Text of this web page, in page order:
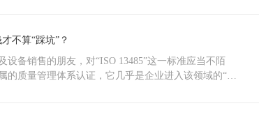
次监督审核截止日期，设置提前预警；将年度审核纳入
足时间与资源。监管覆盖日趋全面，任何疏忽都可能被
力在于持续管理，而非一次认定。
件和记录准备起来很快，一个多月拿证是很常见的。而
叉，内部梳理和协调需要更多时间，节奏自然会慢一
认证并不是从零开始，而是把企业现有的管理方式
不算“踩坑”？
设备销售的朋友，对“ISO 13485”这一标准应当不陌
的质量管理体系认证，它几乎是企业进入该领域的“基